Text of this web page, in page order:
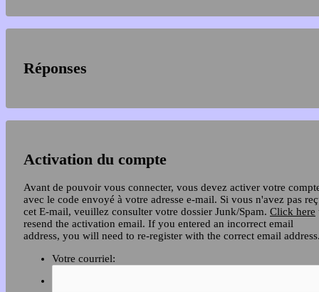
Réponses
Activation du compte
Avant de pouvoir vous connecter, vous devez activer votre
avec le code envoyé à votre adresse e-mail. Si vous n'avez pas
cet E-mail, veuillez consulter votre dossier Junk/Spam. Click here
resend the activation email. If you entered an incorrect email
address, you will need to re-register with the correct email
Votre courriel: